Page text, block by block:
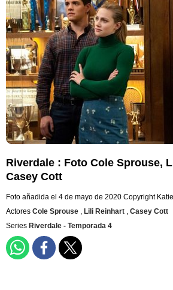
Riverdale : Foto Cole Sprouse,
Casey Cott
Foto añadida el 4 de mayo de 2020 Copyright
Actores Cole Sprouse , Lili Reinhart , Casey Cott
Series Riverdale - Temporada 4